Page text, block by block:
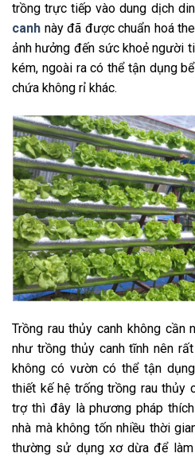
trồng trực tiếp vào dung dịch
canh này đã được chuẩn hoá
ảnh hưởng đến sức khoẻ người
kém, ngoài ra có thể tận dụng
chứa không rỉ khác.
Trồng rau thủy canh không cần
như trồng thủy canh tĩnh nên
không có vườn có thể tận
thiết kế hệ trống trồng rau thủy
trợ thì đây là phương pháp
nhà mà không tốn nhiều thời
thường sử dụng xơ dừa để